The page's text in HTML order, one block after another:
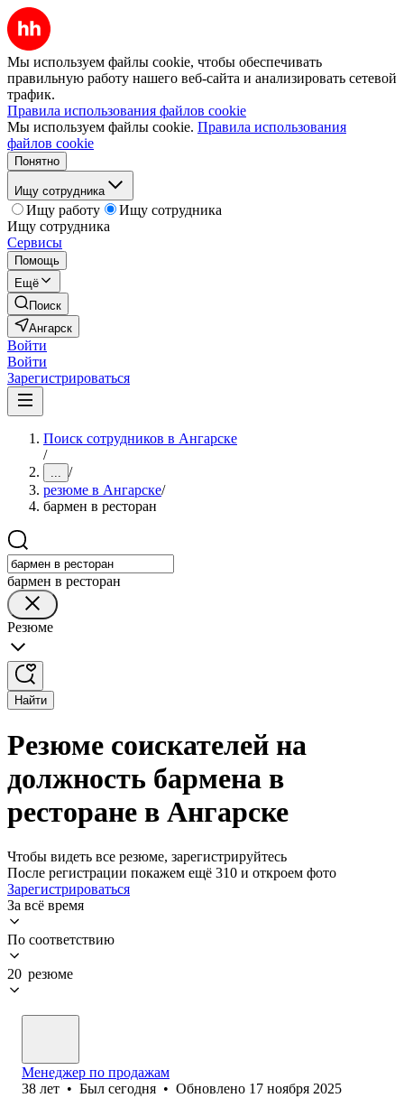
Мы используем файлы cookie, чтобы обеспечивать
правильную работу нашего веб-сайта и анализировать сетевой
трафик.
Правила использования файлов cookie
Мы используем файлы cookie. Правила использования
файлов cookie
Понятно
Ищу сотрудника
Ищу работу
Ищу сотрудника
Ищу сотрудника
Сервисы
Помощь
Ещё
Поиск
Ангарск
Войти
Войти
Зарегистрироваться
Поиск сотрудников в Ангарске
/
... /
резюме в Ангарске/
бармен в ресторан
бармен в ресторан
Резюме
Найти
Резюме соискателей на
должность бармена в
ресторане в Ангарске
Чтобы видеть все резюме, зарегистрируйтесь
После регистрации покажем ещё 310 и откроем фото
Зарегистрироваться
За всё время
По соответствию
20 резюме
Менеджер по продажам
38 лет • Был сегодня • Обновлено 17 ноября 2025